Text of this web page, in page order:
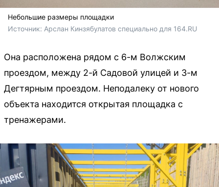
Небольшие размеры площадки
Источник: Арслан Кинзябулатов специально для 164.RU
Она расположена рядом с 6-м Волжским
проездом, между 2-й Садовой улицей и 3-м
Дегтярным проездом. Неподалеку от нового
объекта находится открытая площадка с
тренажерами.